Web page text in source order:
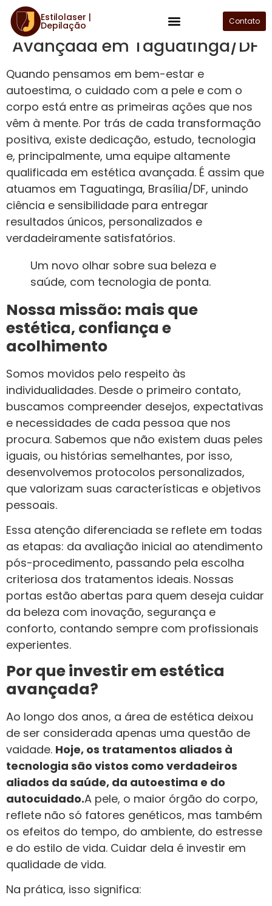
Estilolaser |
Depilação Contato
Clínica Estilolaser: Estética
Avançada em Taguatinga/DF
Quando pensamos em bem-estar e
autoestima, o cuidado com a pele e com o
corpo está entre as primeiras ações que nos
vêm à mente. Por trás de cada transformação
positiva, existe dedicação, estudo, tecnologia
e, principalmente, uma equipe altamente
qualificada em estética avançada. É assim que
atuamos em Taguatinga, Brasília/DF, unindo
ciência e sensibilidade para entregar
resultados únicos, personalizados e
verdadeiramente satisfatórios.
Um novo olhar sobre sua beleza e
saúde, com tecnologia de ponta.
Nossa missão: mais que
estética, confiança e
acolhimento
Somos movidos pelo respeito às
individualidades. Desde o primeiro contato,
buscamos compreender desejos, expectativas
e necessidades de cada pessoa que nos
procura. Sabemos que não existem duas peles
iguais, ou histórias semelhantes, por isso,
desenvolvemos protocolos personalizados,
que valorizam suas características e objetivos
pessoais.
Essa atenção diferenciada se reflete em todas
as etapas: da avaliação inicial ao atendimento
pós-procedimento, passando pela escolha
criteriosa dos tratamentos ideais. Nossas
portas estão abertas para quem deseja cuidar
da beleza com inovação, segurança e
conforto, contando sempre com profissionais
experientes.
Por que investir em estética
avançada?
Ao longo dos anos, a área de estética deixou
de ser considerada apenas uma questão de
vaidade. Hoje, os tratamentos aliados à
tecnologia são vistos como verdadeiros
aliados da saúde, da autoestima e do
autocuidado.A pele, o maior órgão do corpo,
reflete não só fatores genéticos, mas também
os efeitos do tempo, do ambiente, do estresse
e do estilo de vida. Cuidar dela é investir em
qualidade de vida.
Na prática, isso significa: